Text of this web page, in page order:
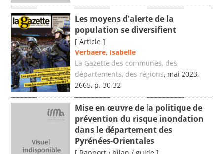
Les moyens d'alerte de la
population se diversifient
[ Article ]
Verbaere, Isabelle
La Gazette des communes, des
départements, des régions, mai 2023,
2665, p. 30-32
Mise en œuvre de la politique de
prévention du risque inondation
dans le département des
Pyrénées-Orientales